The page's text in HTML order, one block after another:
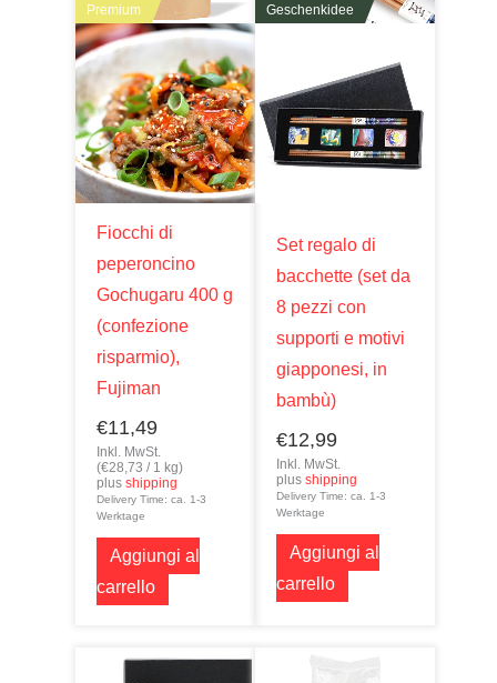
Premium
Fiocchi di
peperoncino
Gochugaru 400 g
(confezione
risparmio),
Fujiman
€11,49
Inkl. MwSt.
(€28,73 / 1 kg)
plusshipping
Delivery Time: ca. 1-3
Werktage
Aggiungi al
carrello
Geschenkidee
Set regalo di
bacchette (set da
8 pezzi con
supporti e motivi
giapponesi, in
bambù)
€12,99
Inkl. MwSt.
plusshipping
Delivery Time: ca. 1-3
Werktage
Aggiungi al
carrello